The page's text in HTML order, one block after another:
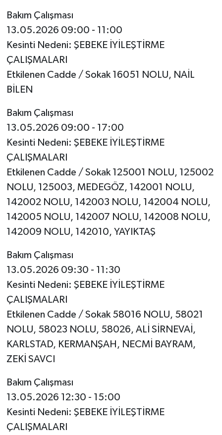
Bakım Çalışması
13.05.2026 09:00 - 11:00
Kesinti Nedeni: ŞEBEKE İYİLEŞTİRME
ÇALIŞMALARI
Etkilenen Cadde / Sokak 16051 NOLU, NAİL
BİLEN
Bakım Çalışması
13.05.2026 09:00 - 17:00
Kesinti Nedeni: ŞEBEKE İYİLEŞTİRME
ÇALIŞMALARI
Etkilenen Cadde / Sokak 125001 NOLU, 125002
NOLU, 125003, MEDEGÖZ, 142001 NOLU,
142002 NOLU, 142003 NOLU, 142004 NOLU,
142005 NOLU, 142007 NOLU, 142008 NOLU,
142009 NOLU, 142010, YAYIKTAŞ
Bakım Çalışması
13.05.2026 09:30 - 11:30
Kesinti Nedeni: ŞEBEKE İYİLEŞTİRME
ÇALIŞMALARI
Etkilenen Cadde / Sokak 58016 NOLU, 58021
NOLU, 58023 NOLU, 58026, ALİ SİRNEVAİ,
KARLSTAD, KERMANŞAH, NECMİ BAYRAM,
ZEKİ SAVCI
Bakım Çalışması
13.05.2026 12:30 - 15:00
Kesinti Nedeni: ŞEBEKE İYİLEŞTİRME
ÇALIŞMALARI